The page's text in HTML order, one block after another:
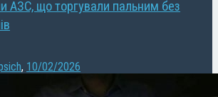
АЗС, що торгували пальним без
, 10/02/2026